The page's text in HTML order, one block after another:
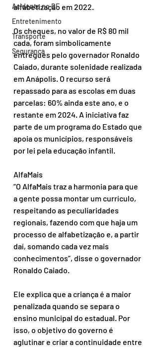
Acidente no DF
Entretenimento
Transporte
Segurança
alfabetização em 2022.
Os cheques, no valor de R$ 80 mil
cada, foram simbolicamente
entregues pelo governador Ronaldo
Caiado, durante solenidade realizada
em Anápolis. O recurso será
repassado para as escolas em duas
parcelas: 60% ainda este ano, e o
restante em 2024. A iniciativa faz
parte de um programa do Estado que
apoia os municípios, responsáveis
por lei pela educação infantil.
AlfaMais
“O AlfaMais traz a harmonia para que
a gente possa montar um currículo,
respeitando as peculiaridades
regionais, fazendo com que haja um
processo de alfabetização e, a partir
daí, somando cada vez mais
conhecimentos”, disse o governador
Ronaldo Caiado.
Ele explica que a criança é a maior
penalizada quando se separa o
ensino municipal do estadual. Por
isso, o objetivo do governo é
aglutinar e criar a continuidade entre